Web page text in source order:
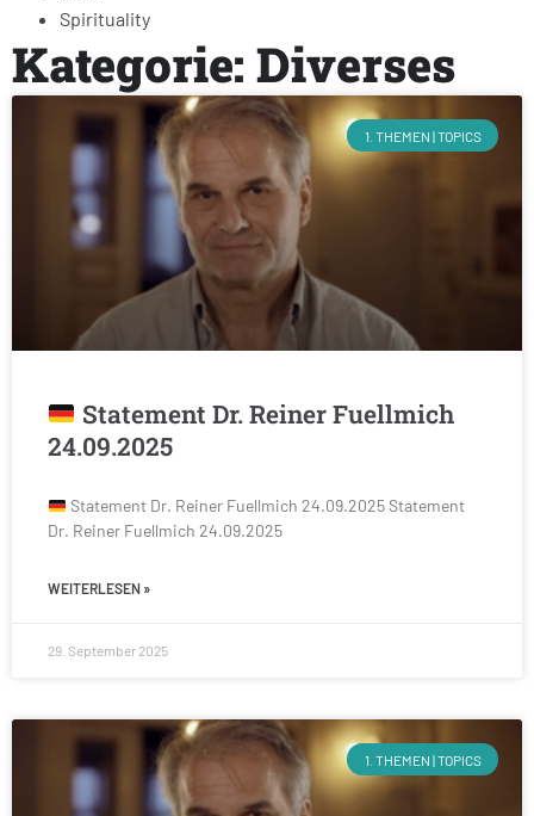
Spirituality
Kategorie: Diverses
1. THEMEN | TOPICS
Statement Dr. Reiner Fuellmich
24.09.2025
Statement Dr. Reiner Fuellmich 24.09.2025 Statement
Dr. Reiner Fuellmich 24.09.2025
WEITERLESEN »
29. September 2025
1. THEMEN | TOPICS